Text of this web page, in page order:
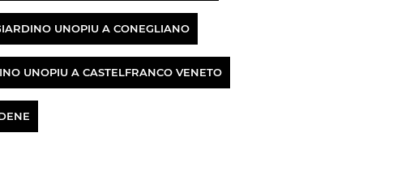
UNOPIU A CONEGLIANO
UNOPIU A CASTELFRANCO VENETO